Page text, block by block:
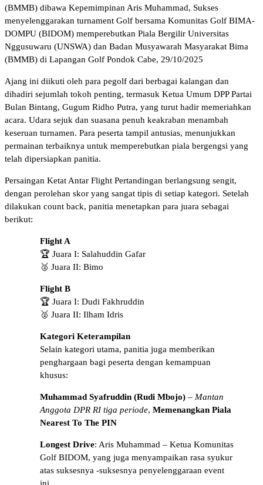
(BMMB) dibawa Kepemimpinan Aris Muhammad, Sukses
menyelenggarakan turnament Golf bersama Komunitas Golf BIMA-
DOMPU (BIDOM) memperebutkan Piala Bergilir Universitas
Nggusuwaru (UNSWA) dan Badan Musyawarah Masyarakat Bima
(BMMB) di Lapangan Golf Pondok Cabe, 29/10/2025
Ajang ini diikuti oleh para pegolf dari berbagai kalangan dan
dihadiri sejumlah tokoh penting, termasuk Ketua Umum DPP Partai
Bulan Bintang, Gugum Ridho Putra, yang turut hadir memeriahkan
acara. Udara sejuk dan suasana penuh keakraban menambah
keseruan turnamen. Para peserta tampil antusias, menunjukkan
permainan terbaiknya untuk memperebutkan piala bergengsi yang
telah dipersiapkan panitia.
Persaingan Ketat Antar Flight Pertandingan berlangsung sengit,
dengan perolehan skor yang sangat tipis di setiap kategori. Setelah
dilakukan count back, panitia menetapkan para juara sebagai
berikut:
Flight A
🏆 Juara I: Salahuddin Gafar
🥈 Juara II: Bimo
Flight B
🏆 Juara I: Dudi Fakhruddin
🥈 Juara II: Ilham Idris
Kategori Keterampilan
Selain kategori utama, panitia juga memberikan
penghargaan bagi peserta dengan kemampuan
khusus:
Muhammad Syafruddin (Rudi Mbojo) – Mantan
Anggota DPR RI tiga periode, Memenangkan Piala
Nearest To The PIN
Longest Drive: Aris Muhammad – Ketua Komunitas
Golf BIDOM, yang juga menyampaikan rasa syukur
atas suksesnya -suksesnya penyelenggaraan event
ini.